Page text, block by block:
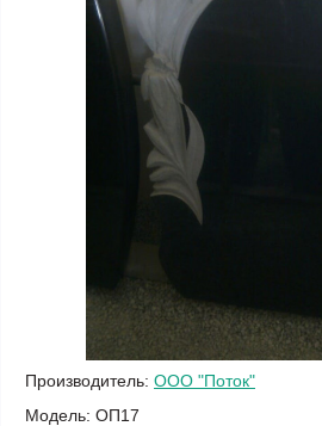
Производитель: ООО "Поток"
Модель: ОП17